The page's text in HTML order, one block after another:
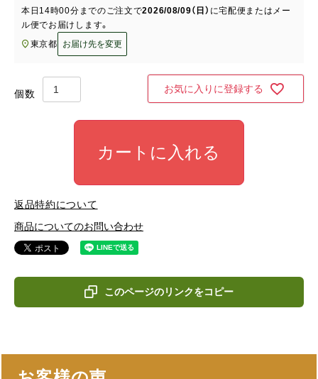
本日 14時00分 までのご注文で2026/08/09（日） に宅配便またはメー
ル便でお届けします。
東京都
お届け先を変更
お気に入りに登録する
カートに入れる
返品特約について
商品についてのお問い合わせ
このページのリンクをコピー